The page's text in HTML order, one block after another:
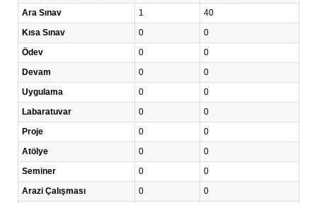
Ara Sınav
1
40
Kısa Sınav
0
0
Ödev
0
0
Devam
0
0
Uygulama
0
0
Labaratuvar
0
0
Proje
0
0
Atölye
0
0
Seminer
0
0
Arazi Çalışması
0
0